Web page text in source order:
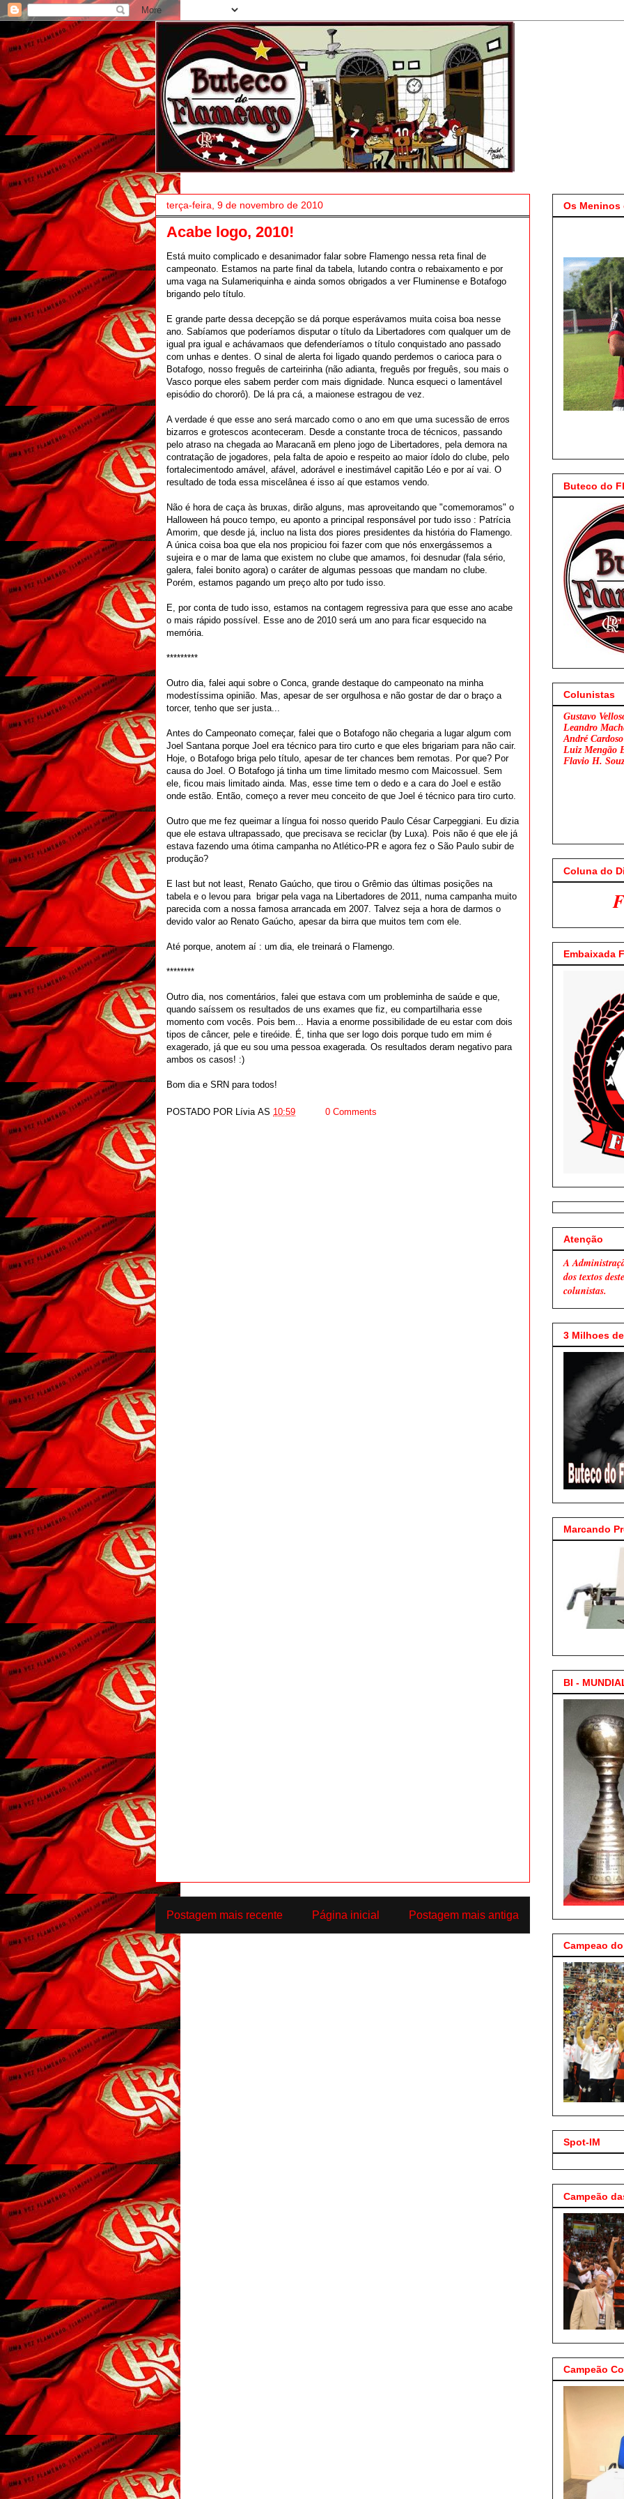
terça-feira, 9 de novembro de 2010
Acabe logo, 2010!
Está muito complicado e desanimador falar sobre Flamengo nessa reta final de
campeonato. Estamos na parte final da tabela, lutando contra o rebaixamento e por
uma vaga na Sulameriquinha e ainda somos obrigados a ver Fluminense e Botafogo
brigando pelo título.
E grande parte dessa decepção se dá porque esperávamos muita coisa boa nesse
ano. Sabíamos que poderíamos disputar o título da Libertadores com qualquer um de
igual pra igual e achávamaos que defenderíamos o título conquistado ano passado
com unhas e dentes. O sinal de alerta foi ligado quando perdemos o carioca para o
Botafogo, nosso freguês de carteirinha (não adianta, freguês por freguês, sou mais o
Vasco porque eles sabem perder com mais dignidade. Nunca esqueci o lamentável
episódio do chororô). De lá pra cá, a maionese estragou de vez.
A verdade é que esse ano será marcado como o ano em que uma sucessão de erros
bizarros e grotescos aconteceram. Desde a constante troca de técnicos, passando
pelo atraso na chegada ao Maracanã em pleno jogo de Libertadores, pela demora na
contratação de jogadores, pela falta de apoio e respeito ao maior ídolo do clube, pelo
fortalecimentodo amável, afável, adorável e inestimável capitão Léo e por aí vai. O
resultado de toda essa miscelânea é isso aí que estamos vendo.
Não é hora de caça às bruxas, dirão alguns, mas aproveitando que "comemoramos" o
Halloween há pouco tempo, eu aponto a principal responsável por tudo isso : Patrícia
Amorim, que desde já, incluo na lista dos piores presidentes da história do Flamengo.
A única coisa boa que ela nos propiciou foi fazer com que nós enxergássemos a
sujeira e o mar de lama que existem no clube que amamos, foi desnudar (fala sério,
galera, falei bonito agora) o caráter de algumas pessoas que mandam no clube.
Porém, estamos pagando um preço alto por tudo isso.
E, por conta de tudo isso, estamos na contagem regressiva para que esse ano acabe
o mais rápido possível. Esse ano de 2010 será um ano para ficar esquecido na
memória.
*********
Outro dia, falei aqui sobre o Conca, grande destaque do campeonato na minha
modestíssima opinião. Mas, apesar de ser orgulhosa e não gostar de dar o braço a
torcer, tenho que ser justa...
Antes do Campeonato começar, falei que o Botafogo não chegaria a lugar algum com
Joel Santana porque Joel era técnico para tiro curto e que eles brigariam para não cair.
Hoje, o Botafogo briga pelo título, apesar de ter chances bem remotas. Por que? Por
causa do Joel. O Botafogo já tinha um time limitado mesmo com Maicossuel. Sem
ele, ficou mais limitado ainda. Mas, esse time tem o dedo e a cara do Joel e estão
onde estão. Então, começo a rever meu conceito de que Joel é técnico para tiro curto.
Outro que me fez queimar a língua foi nosso querido Paulo César Carpeggiani. Eu dizia
que ele estava ultrapassado, que precisava se reciclar (by Luxa). Pois não é que ele já
estava fazendo uma ótima campanha no Atlético-PR e agora fez o São Paulo subir de
produção?
E last but not least, Renato Gaúcho, que tirou o Grêmio das últimas posições na
tabela e o levou para brigar pela vaga na Libertadores de 2011, numa campanha muito
parecida com a nossa famosa arrancada em 2007. Talvez seja a hora de darmos o
devido valor ao Renato Gaúcho, apesar da birra que muitos tem com ele.
Até porque, anotem aí : um dia, ele treinará o Flamengo.
********
Outro dia, nos comentários, falei que estava com um probleminha de saúde e que,
quando saíssem os resultados de uns exames que fiz, eu compartilharia esse
momento com vocês. Pois bem... Havia a enorme possibilidade de eu estar com dois
tipos de câncer, pele e tireóide. É, tinha que ser logo dois porque tudo em mim é
exagerado, já que eu sou uma pessoa exagerada. Os resultados deram negativo para
ambos os casos! :)
Bom dia e SRN para todos!
POSTADO POR Lívia AS 10:59 0 Comments
Postagem mais recente Postagem mais antiga
Página inicial
Os
Buteco do
Colunistas
Gustavo
Leandro
André Cardoso
Luiz Mengão
Flavio H.
Coluna do
Flamengo x São
Embaixada
Atenção
A
dos textos
colunistas.
3 Milhoes
Marcando
BI -
Campeao
Spot-IM
Campeão
Campeão